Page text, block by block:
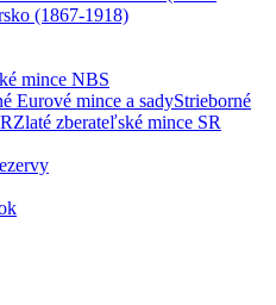
(1867-1918)
mince NBS
Eurové mince a sadyStrieborné
Zlaté zberateľské mince SR